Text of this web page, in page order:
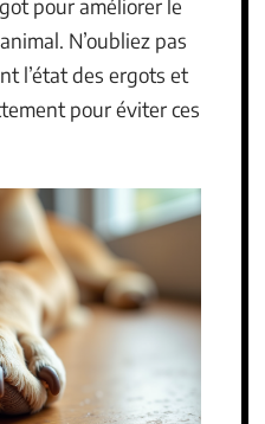
pour améliorer le
N’oubliez pas
l’état des ergots et
pour éviter ces